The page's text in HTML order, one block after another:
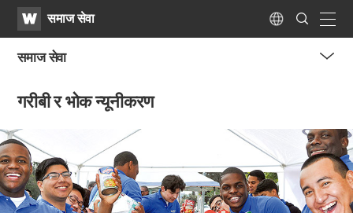
WATVसमाज सेवा Language
Search
Submit
समाज सेवा
गरीबी र भोक न्यूनीकरण